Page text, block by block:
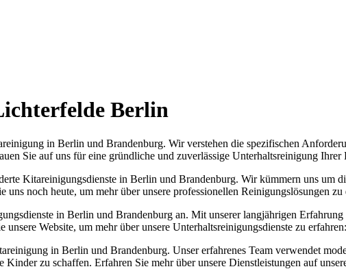
Berlin
in Berlin und Brandenburg. Wir verstehen die spezifischen
Sie auf uns für eine gründliche und zuverlässige Unterhaltsreinigung
Kitareinigungsdienste in Berlin und Brandenburg. Wir kümmern uns um
noch heute, um mehr über unsere professionellen Reinigungslösungen zu
in Berlin und Brandenburg an. Mit unserer langjährigen
unsere Website, um mehr über unsere Unterhaltsreinigungsdienste zu
in Berlin und Brandenburg. Unser erfahrenes Team verwendet
zu schaffen. Erfahren Sie mehr über unsere Dienstleistungen auf